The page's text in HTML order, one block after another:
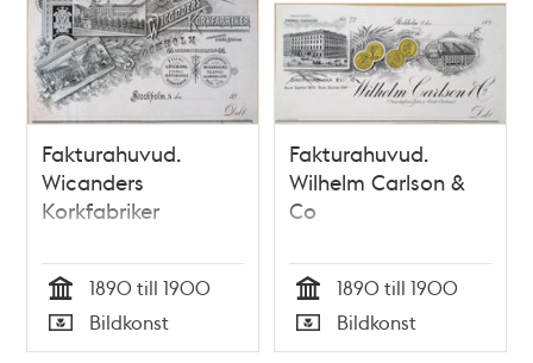
Fakturahuvud.
Wicanders
Korkfabriker
Tid
1890 till 1900
Typ
Bildkonst
Fakturahuvud.
Wilhelm Carlson &
Co
Tid
1890 till 1900
Typ
Bildkonst